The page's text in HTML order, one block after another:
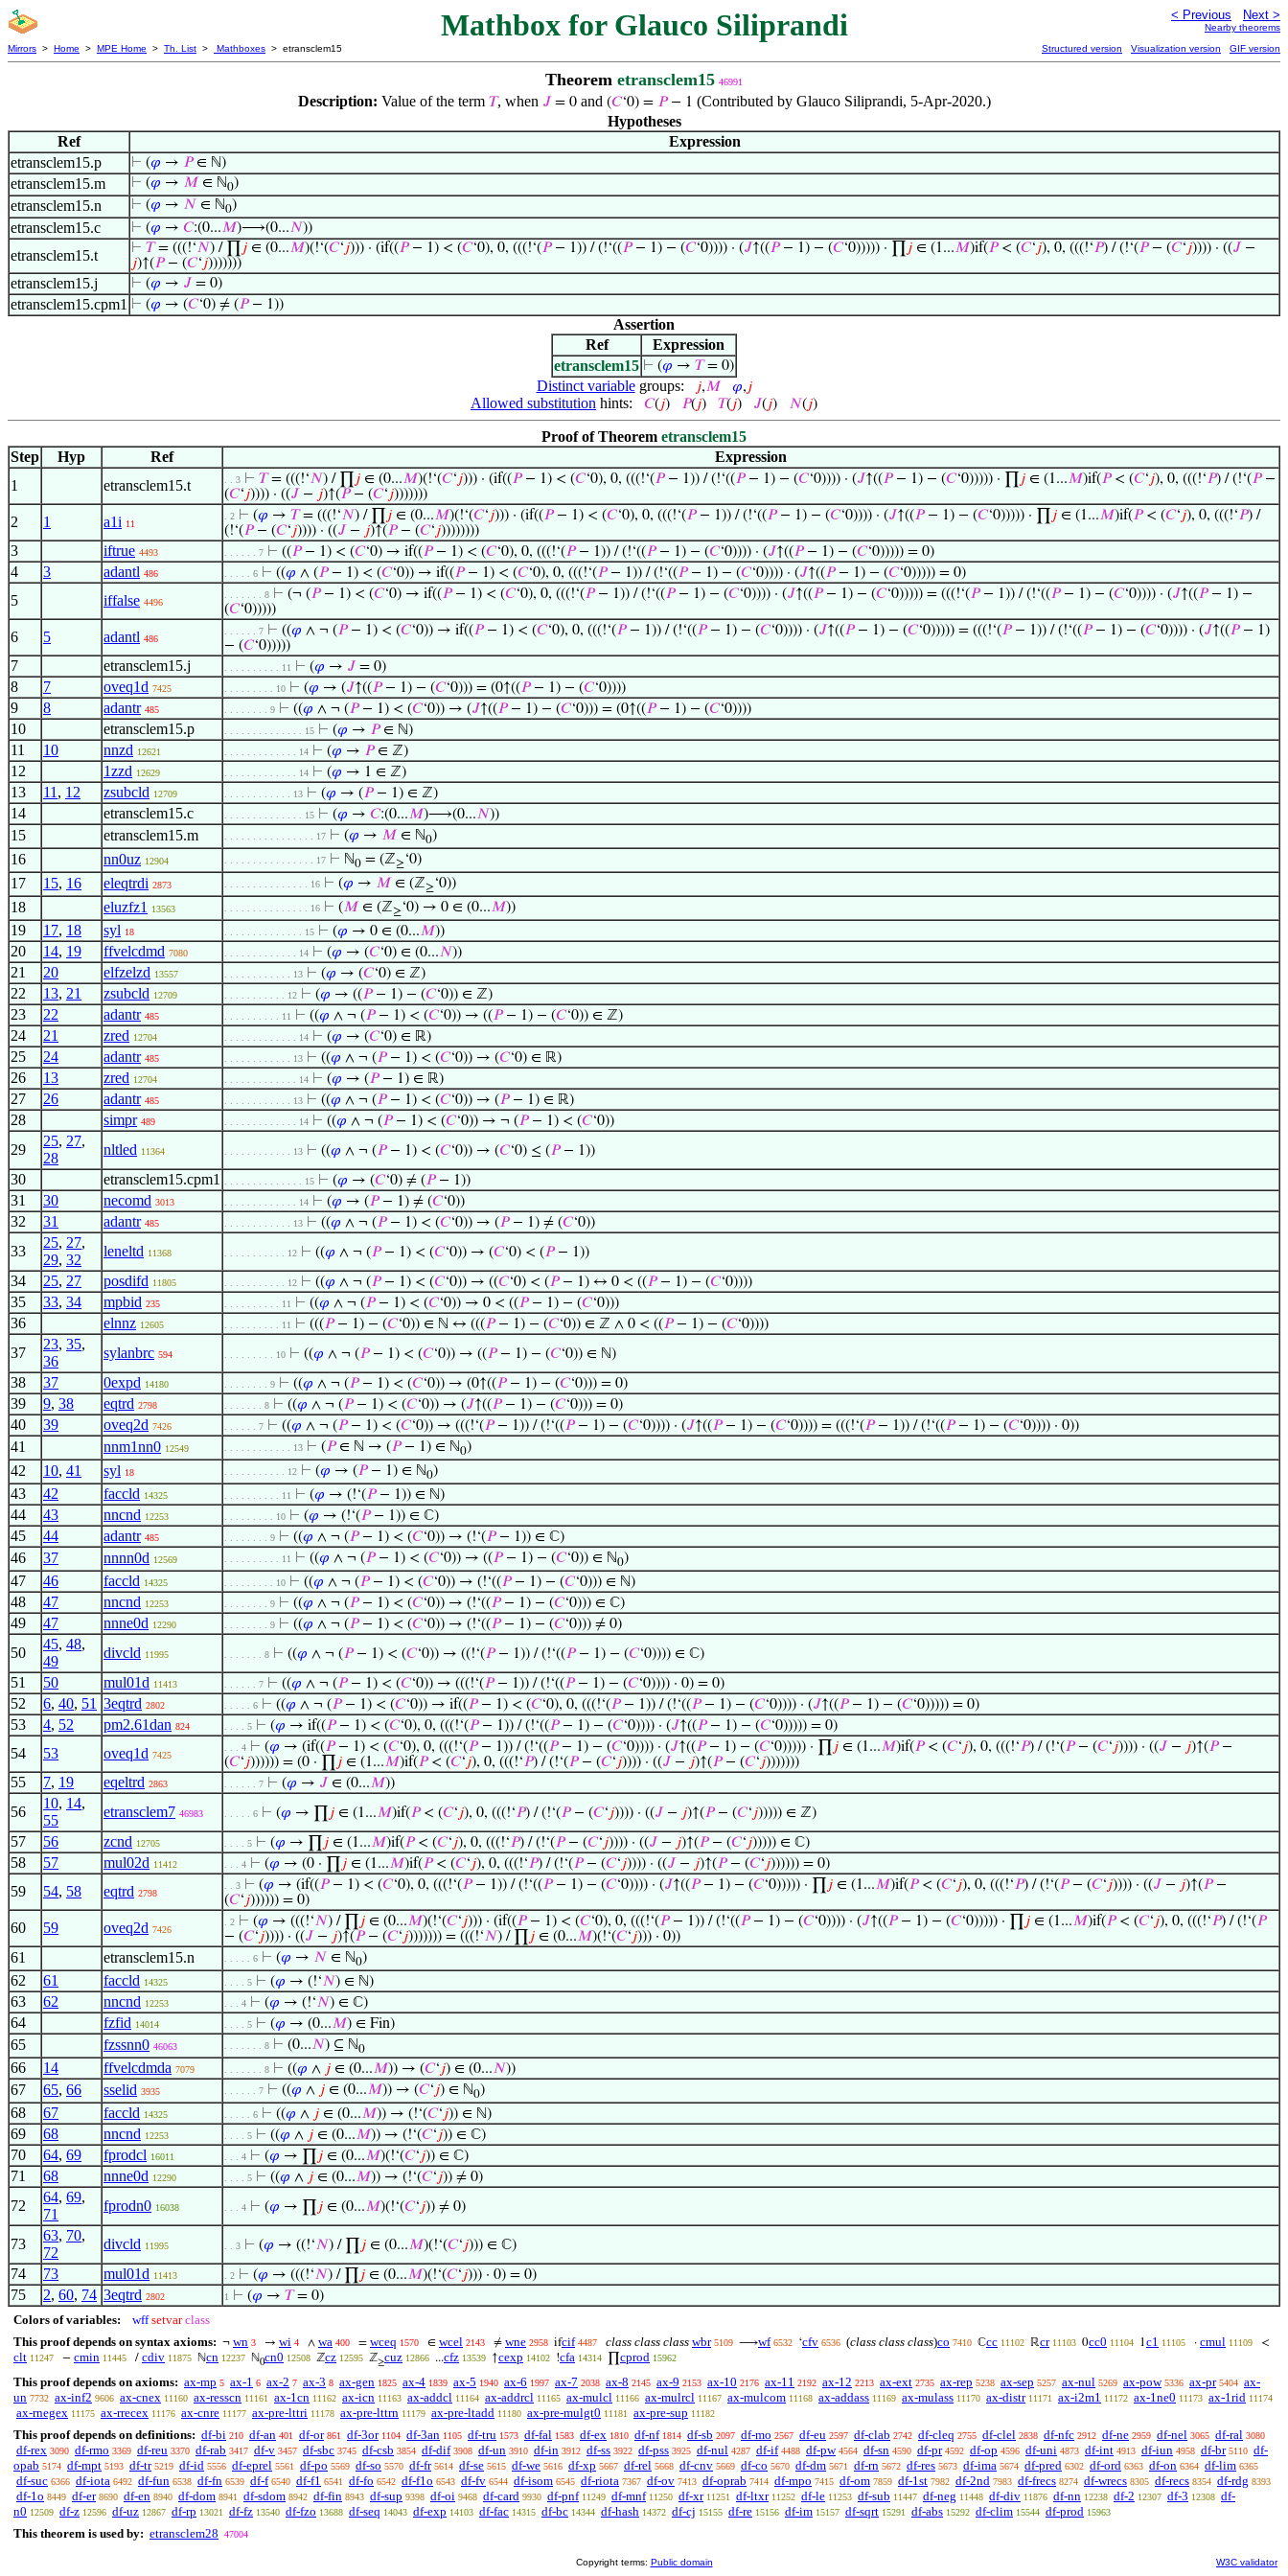
Mathbox for Glauco Siliprandi < Previous Next >
Nearby theorems
Mirrors > Home > MPE Home > Th. List > Mathboxes > etransclem15 Structured version Visualization version GIF version
Theorem etransclem15 46991
Description: Value of the term 𝑇, when 𝐽 = 0and (𝐶‘0) = 𝑃− 1 (Contributed by Glauco Siliprandi, 5-Apr-2020.)
Hypotheses
Ref
Expression
etransclem15.p
⊢ (𝜑 → 𝑃∈ ℕ)
etransclem15.m ⊢ (𝜑 → 𝑀 ∈ ℕ0)
etransclem15.n ⊢ (𝜑 → 𝑁 ∈ ℕ0)
etransclem15.c ⊢ (𝜑 → 𝐶:(0...𝑀)⟶(0...𝑁))
etransclem15.t ⊢ 𝑇= (((!‘𝑁) / ∏ 𝑗 ∈ (0...𝑀)(!‘(𝐶‘𝑗))) · (if((𝑃− 1) < (𝐶‘0), 0, (((!‘(𝑃− 1)) / (!‘((𝑃− 1) − (𝐶‘0)))) · (𝐽↑((𝑃− 1) − (𝐶‘0))))) · ∏ 𝑗 ∈ (1...𝑀)if(𝑃< (𝐶‘𝑗), 0, (((!‘𝑃) / (!‘(𝑃− (𝐶‘𝑗)))) · ((𝐽 −
𝑗)↑(𝑃− (𝐶‘𝑗)))))))
etransclem15.j ⊢ (𝜑 → 𝐽 = 0)
etransclem15.cpm1 ⊢ (𝜑 → (𝐶‘0) ≠ (𝑃− 1))
Assertion
Ref
Expression
etransclem15 ⊢ (𝜑 → 𝑇= 0)
Distinct variablegroups: 𝑗,𝑀 𝜑,𝑗
Allowed substitution hints: 𝐶(𝑗) 𝑃(𝑗) 𝑇(𝑗) 𝐽(𝑗) 𝑁(𝑗)
Proof of Theorem etransclem15
Step
Hyp Ref
Expression
1
etransclem15.t . . 3 ⊢ 𝑇= (((!‘𝑁) / ∏ 𝑗 ∈ (0...𝑀)(!‘(𝐶‘𝑗))) · (if((𝑃− 1) < (𝐶‘0), 0, (((!‘(𝑃− 1)) / (!‘((𝑃− 1) − (𝐶‘0)))) · (𝐽↑((𝑃− 1) − (𝐶‘0))))) · ∏ 𝑗 ∈ (1...𝑀)if(𝑃< (𝐶‘𝑗), 0, (((!‘𝑃) / (!‘(𝑃−
(𝐶‘𝑗)))) · ((𝐽 − 𝑗)↑(𝑃− (𝐶‘𝑗)))))))
2 1 a1i 11
. 2 ⊢ (𝜑 → 𝑇= (((!‘𝑁) / ∏ 𝑗 ∈ (0...𝑀)(!‘(𝐶‘𝑗))) · (if((𝑃− 1) < (𝐶‘0), 0, (((!‘(𝑃− 1)) / (!‘((𝑃− 1) − (𝐶‘0)))) · (𝐽↑((𝑃− 1) − (𝐶‘0))))) · ∏ 𝑗 ∈ (1...𝑀)if(𝑃< (𝐶‘𝑗), 0, (((!‘𝑃) /
(!‘(𝑃− (𝐶‘𝑗)))) · ((𝐽 − 𝑗)↑(𝑃− (𝐶‘𝑗))))))))
3 iftrue 4493 . . . . . . 7 ⊢ ((𝑃− 1) < (𝐶‘0) → if((𝑃− 1) < (𝐶‘0), 0, (((!‘(𝑃− 1)) / (!‘((𝑃− 1) − (𝐶‘0)))) · (𝐽↑((𝑃− 1) − (𝐶‘0))))) = 0)
4 3 adantl 486 . . . . . 6 ⊢ ((𝜑 ∧ (𝑃− 1) < (𝐶‘0)) → if((𝑃− 1) < (𝐶‘0), 0, (((!‘(𝑃− 1)) / (!‘((𝑃− 1) − (𝐶‘0)))) · (𝐽↑((𝑃− 1) − (𝐶‘0))))) = 0)
5 iffalse 4496
. . . . . . . 8 ⊢ (¬ (𝑃− 1) < (𝐶‘0) → if((𝑃− 1) < (𝐶‘0), 0, (((!‘(𝑃− 1)) / (!‘((𝑃− 1) − (𝐶‘0)))) · (𝐽↑((𝑃− 1) − (𝐶‘0))))) = (((!‘(𝑃− 1)) / (!‘((𝑃− 1) − (𝐶‘0)))) · (𝐽↑((𝑃− 1) −
(𝐶‘0)))))
6 5 adantl 486
. . . . . . 7 ⊢ ((𝜑 ∧ ¬ (𝑃− 1) < (𝐶‘0)) → if((𝑃− 1) < (𝐶‘0), 0, (((!‘(𝑃− 1)) / (!‘((𝑃− 1) − (𝐶‘0)))) · (𝐽↑((𝑃− 1) − (𝐶‘0))))) = (((!‘(𝑃− 1)) / (!‘((𝑃− 1) − (𝐶‘0)))) · (𝐽↑((𝑃− 1)
− (𝐶‘0)))))
7 etransclem15.j . . . . . . . . . . 11 ⊢ (𝜑 → 𝐽 = 0)
8 7 oveq1d 7425 . . . . . . . . . 10 ⊢ (𝜑 → (𝐽↑((𝑃− 1) − (𝐶‘0))) = (0↑((𝑃− 1) − (𝐶‘0))))
9 8 adantr 485 . . . . . . . . 9 ⊢ ((𝜑 ∧ ¬ (𝑃− 1) < (𝐶‘0)) → (𝐽↑((𝑃− 1) − (𝐶‘0))) = (0↑((𝑃− 1) − (𝐶‘0))))
10 etransclem15.p . . . . . . . . . . . . . . 15 ⊢ (𝜑 → 𝑃∈ ℕ)
11 10 nnzd 12621 . . . . . . . . . . . . . 14 ⊢ (𝜑 → 𝑃∈ ℤ)
12 1zzd 12629 . . . . . . . . . . . . . 14 ⊢ (𝜑 → 1 ∈ ℤ)
13 11 , 12 zsubcld 12709 . . . . . . . . . . . . 13 ⊢ (𝜑 → (𝑃− 1) ∈ ℤ)
14 etransclem15.c . . . . . . . . . . . . . . 15 ⊢ (𝜑 → 𝐶:(0...𝑀)⟶(0...𝑁))
15 etransclem15.m . . . . . . . . . . . . . . . . 17 ⊢ (𝜑 → 𝑀 ∈ ℕ0)
16 nn0uz 12904 . . . . . . . . . . . . . . . . 17 ⊢ ℕ0 = (ℤ≥‘0)
17 15, 16 eleqtrdi 2873 . . . . . . . . . . . . . . . 16 ⊢ (𝜑 → 𝑀 ∈ (ℤ≥‘0))
18 eluzfz1 13563 . . . . . . . . . . . . . . . 16 ⊢ (𝑀 ∈ (ℤ≥‘0) → 0 ∈ (0...𝑀))
19 17, 18 syl 18 . . . . . . . . . . . . . . 15 ⊢ (𝜑 → 0 ∈ (0...𝑀))
20 14, 19 ffvelcdmd 7080 . . . . . . . . . . . . . 14 ⊢ (𝜑 → (𝐶‘0) ∈ (0...𝑁))
21 20 elfzelzd 13557 . . . . . . . . . . . . 13 ⊢ (𝜑 → (𝐶‘0) ∈ ℤ)
22 13, 21 zsubcld 12709 . . . . . . . . . . . 12 ⊢ (𝜑 → ((𝑃− 1) − (𝐶‘0)) ∈ ℤ)
23 22 adantr 485 . . . . . . . . . . 11 ⊢ ((𝜑 ∧ ¬ (𝑃− 1) < (𝐶‘0)) → ((𝑃− 1) − (𝐶‘0)) ∈ ℤ)
24 21 zred 12704 . . . . . . . . . . . . . 14 ⊢ (𝜑 → (𝐶‘0) ∈ ℝ)
25 24 adantr 485 . . . . . . . . . . . . 13 ⊢ ((𝜑 ∧ ¬ (𝑃− 1) < (𝐶‘0)) → (𝐶‘0) ∈ ℝ)
26 13 zred 12704 . . . . . . . . . . . . . 14 ⊢ (𝜑 → (𝑃− 1) ∈ ℝ)
27 26 adantr 485 . . . . . . . . . . . . 13 ⊢ ((𝜑 ∧ ¬ (𝑃− 1) < (𝐶‘0)) → (𝑃− 1) ∈ ℝ)
28 simpr 489 . . . . . . . . . . . . . 14 ⊢ ((𝜑 ∧ ¬ (𝑃− 1) < (𝐶‘0)) → ¬ (𝑃− 1) < (𝐶‘0))
29
25, 27,
28
nltled 11364 . . . . . . . . . . . . 13 ⊢ ((𝜑 ∧ ¬ (𝑃− 1) < (𝐶‘0)) → (𝐶‘0) ≤ (𝑃− 1))
30 etransclem15.cpm1 . . . . . . . . . . . . . . 15 ⊢ (𝜑 → (𝐶‘0) ≠ (𝑃− 1))
31 30 necomd 3013 . . . . . . . . . . . . . 14 ⊢ (𝜑 → (𝑃− 1) ≠ (𝐶‘0))
32 31 adantr 485 . . . . . . . . . . . . 13 ⊢ ((𝜑 ∧ ¬ (𝑃− 1) < (𝐶‘0)) → (𝑃− 1) ≠ (𝐶‘0))
33
25, 27,
29, 32
leneltd 11368 . . . . . . . . . . . 12 ⊢ ((𝜑 ∧ ¬ (𝑃− 1) < (𝐶‘0)) → (𝐶‘0) < (𝑃− 1))
34 25, 27 posdifd 11805 . . . . . . . . . . . 12 ⊢ ((𝜑 ∧ ¬ (𝑃− 1) < (𝐶‘0)) → ((𝐶‘0) < (𝑃− 1) ↔ 0 < ((𝑃− 1) − (𝐶‘0))))
35 33, 34 mpbid 235 . . . . . . . . . . 11 ⊢ ((𝜑 ∧ ¬ (𝑃− 1) < (𝐶‘0)) → 0 < ((𝑃− 1) − (𝐶‘0)))
36 elnnz 12605 . . . . . . . . . . 11 ⊢ (((𝑃− 1) − (𝐶‘0)) ∈ ℕ ↔ (((𝑃− 1) − (𝐶‘0)) ∈ ℤ ∧ 0 < ((𝑃− 1) − (𝐶‘0))))
37
23, 35,
36
sylanbrc 594 . . . . . . . . . 10 ⊢ ((𝜑 ∧ ¬ (𝑃− 1) < (𝐶‘0)) → ((𝑃− 1) − (𝐶‘0)) ∈ ℕ)
38 37 0expd 14180 . . . . . . . . 9 ⊢ ((𝜑 ∧ ¬ (𝑃− 1) < (𝐶‘0)) → (0↑((𝑃− 1) − (𝐶‘0))) = 0)
39 9, 38 eqtrd 2798 . . . . . . . 8 ⊢ ((𝜑 ∧ ¬ (𝑃− 1) < (𝐶‘0)) → (𝐽↑((𝑃− 1) − (𝐶‘0))) = 0)
40 39 oveq2d 7426 . . . . . . 7 ⊢ ((𝜑 ∧ ¬ (𝑃− 1) < (𝐶‘0)) → (((!‘(𝑃− 1)) / (!‘((𝑃− 1) − (𝐶‘0)))) · (𝐽↑((𝑃− 1) − (𝐶‘0)))) = (((!‘(𝑃− 1)) / (!‘((𝑃− 1) − (𝐶‘0)))) · 0))
41 nnm1nn0 12549 . . . . . . . . . . . . 13 ⊢ (𝑃∈ ℕ → (𝑃− 1) ∈ ℕ0)
42 10, 41 syl 18 . . . . . . . . . . . 12 ⊢ (𝜑 → (𝑃− 1) ∈ ℕ0)
43 42 faccld 14325 . . . . . . . . . . 11 ⊢ (𝜑 → (!‘(𝑃− 1)) ∈ ℕ)
44 43 nncnd 12253 . . . . . . . . . 10 ⊢ (𝜑 → (!‘(𝑃− 1)) ∈ ℂ)
45 44 adantr 485 . . . . . . . . 9 ⊢ ((𝜑 ∧ ¬ (𝑃− 1) < (𝐶‘0)) → (!‘(𝑃− 1)) ∈ ℂ)
46 37 nnnn0d 12569 . . . . . . . . . . 11 ⊢ ((𝜑 ∧ ¬ (𝑃− 1) < (𝐶‘0)) → ((𝑃− 1) − (𝐶‘0)) ∈ ℕ0)
47 46 faccld 14325 . . . . . . . . . 10 ⊢ ((𝜑 ∧ ¬ (𝑃− 1) < (𝐶‘0)) → (!‘((𝑃− 1) − (𝐶‘0))) ∈ ℕ)
48 47 nncnd 12253 . . . . . . . . 9 ⊢ ((𝜑 ∧ ¬ (𝑃− 1) < (𝐶‘0)) → (!‘((𝑃− 1) − (𝐶‘0))) ∈ ℂ)
49 47 nnne0d 12290 . . . . . . . . 9 ⊢ ((𝜑 ∧ ¬ (𝑃− 1) < (𝐶‘0)) → (!‘((𝑃− 1) − (𝐶‘0))) ≠ 0)
50
45, 48,
49
divcld 11995 . . . . . . . 8 ⊢ ((𝜑 ∧ ¬ (𝑃− 1) < (𝐶‘0)) → ((!‘(𝑃− 1)) / (!‘((𝑃− 1) − (𝐶‘0)))) ∈ ℂ)
51 50 mul01d 11413 . . . . . . 7 ⊢ ((𝜑 ∧ ¬ (𝑃− 1) < (𝐶‘0)) → (((!‘(𝑃− 1)) / (!‘((𝑃− 1) − (𝐶‘0)))) · 0) = 0)
52 6, 40, 51 3eqtrd 2802 . . . . . 6 ⊢ ((𝜑 ∧ ¬ (𝑃− 1) < (𝐶‘0)) → if((𝑃− 1) < (𝐶‘0), 0, (((!‘(𝑃− 1)) / (!‘((𝑃− 1) − (𝐶‘0)))) · (𝐽↑((𝑃− 1) − (𝐶‘0))))) = 0)
53 4, 52 pm2.61dan 824 . . . . 5 ⊢ (𝜑 → if((𝑃− 1) < (𝐶‘0), 0, (((!‘(𝑃− 1)) / (!‘((𝑃− 1) − (𝐶‘0)))) · (𝐽↑((𝑃− 1) − (𝐶‘0))))) = 0)
54 53 oveq1d 7425
. . . 4 ⊢ (𝜑 → (if((𝑃− 1) < (𝐶‘0), 0, (((!‘(𝑃− 1)) / (!‘((𝑃− 1) − (𝐶‘0)))) · (𝐽↑((𝑃− 1) − (𝐶‘0))))) · ∏ 𝑗 ∈ (1...𝑀)if(𝑃< (𝐶‘𝑗), 0, (((!‘𝑃) / (!‘(𝑃− (𝐶‘𝑗)))) · ((𝐽 − 𝑗)↑(𝑃−
(𝐶‘𝑗)))))) = (0 · ∏ 𝑗 ∈ (1...𝑀)if(𝑃< (𝐶‘𝑗), 0, (((!‘𝑃) / (!‘(𝑃− (𝐶‘𝑗)))) · ((𝐽 − 𝑗)↑(𝑃− (𝐶‘𝑗)))))))
55 7, 19 eqeltrd 2863 . . . . . . 7 ⊢ (𝜑 → 𝐽 ∈ (0...𝑀))
56
10, 14,
55
etransclem7 46983 . . . . . 6 ⊢ (𝜑 → ∏ 𝑗 ∈ (1...𝑀)if(𝑃< (𝐶‘𝑗), 0, (((!‘𝑃) / (!‘(𝑃− (𝐶‘𝑗)))) · ((𝐽 − 𝑗)↑(𝑃− (𝐶‘𝑗))))) ∈ ℤ)
57 56 zcnd 12705 . . . . 5 ⊢ (𝜑 → ∏ 𝑗 ∈ (1...𝑀)if(𝑃< (𝐶‘𝑗), 0, (((!‘𝑃) / (!‘(𝑃− (𝐶‘𝑗)))) · ((𝐽 − 𝑗)↑(𝑃− (𝐶‘𝑗))))) ∈ ℂ)
58 57 mul02d 11412 . . . 4 ⊢ (𝜑 → (0 · ∏ 𝑗 ∈ (1...𝑀)if(𝑃< (𝐶‘𝑗), 0, (((!‘𝑃) / (!‘(𝑃− (𝐶‘𝑗)))) · ((𝐽 − 𝑗)↑(𝑃− (𝐶‘𝑗)))))) = 0)
59 54, 58 eqtrd 2798
. . 3 ⊢ (𝜑 → (if((𝑃− 1) < (𝐶‘0), 0, (((!‘(𝑃− 1)) / (!‘((𝑃− 1) − (𝐶‘0)))) · (𝐽↑((𝑃− 1) − (𝐶‘0))))) · ∏ 𝑗 ∈ (1...𝑀)if(𝑃< (𝐶‘𝑗), 0, (((!‘𝑃) / (!‘(𝑃− (𝐶‘𝑗)))) · ((𝐽 − 𝑗)↑(𝑃−
(𝐶‘𝑗)))))) = 0)
60 59 oveq2d 7426
. 2 ⊢ (𝜑 → (((!‘𝑁) / ∏ 𝑗 ∈ (0...𝑀)(!‘(𝐶‘𝑗))) · (if((𝑃− 1) < (𝐶‘0), 0, (((!‘(𝑃− 1)) / (!‘((𝑃− 1) − (𝐶‘0)))) · (𝐽↑((𝑃− 1) − (𝐶‘0))))) · ∏ 𝑗 ∈ (1...𝑀)if(𝑃< (𝐶‘𝑗), 0, (((!‘𝑃) / (!‘(𝑃
− (𝐶‘𝑗)))) · ((𝐽 − 𝑗)↑(𝑃− (𝐶‘𝑗))))))) = (((!‘𝑁) / ∏ 𝑗 ∈ (0...𝑀)(!‘(𝐶‘𝑗))) · 0))
61 etransclem15.n . . . . . 6 ⊢ (𝜑 → 𝑁 ∈ ℕ0)
62 61 faccld 14325 . . . . 5 ⊢ (𝜑 → (!‘𝑁) ∈ ℕ)
63 62 nncnd 12253 . . . 4 ⊢ (𝜑 → (!‘𝑁) ∈ ℂ)
64 fzfid 14014 . . . . 5 ⊢ (𝜑 → (0...𝑀) ∈ Fin)
65 fzssnn0 46063 . . . . . . . 8 ⊢ (0...𝑁) ⊆ ℕ0
66 14 ffvelcdmda 7079 . . . . . . . 8 ⊢ ((𝜑 ∧ 𝑗 ∈ (0...𝑀)) → (𝐶‘𝑗) ∈ (0...𝑁))
67 65, 66 sselid 3935 . . . . . . 7 ⊢ ((𝜑 ∧ 𝑗 ∈ (0...𝑀)) → (𝐶‘𝑗) ∈ ℕ0)
68 67 faccld 14325 . . . . . 6 ⊢ ((𝜑 ∧ 𝑗 ∈ (0...𝑀)) → (!‘(𝐶‘𝑗)) ∈ ℕ)
69 68 nncnd 12253 . . . . 5 ⊢ ((𝜑 ∧ 𝑗 ∈ (0...𝑀)) → (!‘(𝐶‘𝑗)) ∈ ℂ)
70 64, 69 fprodcl 16011 . . . 4 ⊢ (𝜑 → ∏ 𝑗 ∈ (0...𝑀)(!‘(𝐶‘𝑗)) ∈ ℂ)
71 68 nnne0d 12290 . . . . 5 ⊢ ((𝜑 ∧ 𝑗 ∈ (0...𝑀)) → (!‘(𝐶‘𝑗)) ≠ 0)
72
64, 69,
71
fprodn0 16038 . . . 4 ⊢ (𝜑 → ∏ 𝑗 ∈ (0...𝑀)(!‘(𝐶‘𝑗)) ≠ 0)
73
63, 70,
72
divcld 11995 . . 3 ⊢ (𝜑 → ((!‘𝑁) / ∏ 𝑗 ∈ (0...𝑀)(!‘(𝐶‘𝑗))) ∈ ℂ)
74 73 mul01d 11413 . 2 ⊢ (𝜑 → (((!‘𝑁) / ∏ 𝑗 ∈ (0...𝑀)(!‘(𝐶‘𝑗))) · 0) = 0)
75 2, 60, 74 3eqtrd 2802 1 ⊢ (𝜑 → 𝑇= 0)
Colors of variables: wff setvar class
This proof depends on syntax axioms: ¬ wn 3 → wi 4 ∧ wa 400 = wceq 1570 ∈ wcel 2143 ≠ wne 2958 ifcif 4487 class class class wbr 5109 ⟶wf 6532 ‘cfv 6536 (class class class)co 7410 ℂcc 11102 ℝcr 11103 0cc0 11104 1c1 11105 · cmul 11109 <
clt 11247 − cmin 11445 / cdiv 11875 ℕcn 12237 ℕ0cn0 12508 ℤcz 12595 ℤ≥cuz 12866 ...cfz 13539 ↑cexp 14102 !cfa 14314 ∏cprod 15962
This proof depends on axioms: ax-mp 5 ax-1 6 ax-2 7 ax-3 8 ax-gen 1825 ax-4 1839 ax-5 1940 ax-6 1997 ax-7 2038 ax-8 2145 ax-9 2153 ax-10 2176 ax-11 2192 ax-12 2213 ax-ext 2735 ax-rep 5238 ax-sep 5257 ax-nul 5269 ax-pow 5336 ax-pr 5404 ax-
un 7732 ax-inf2 9606 ax-cnex 11160 ax-resscn 11161 ax-1cn 11162 ax-icn 11163 ax-addcl 11164 ax-addrcl 11165 ax-mulcl 11166 ax-mulrcl 11167 ax-mulcom 11168 ax-addass 11169 ax-mulass 11170 ax-distr 11171 ax-i2m1 11172 ax-1ne0 11173 ax-1rid 11174
ax-rnegex 11175 ax-rrecex 11176 ax-cnre 11177 ax-pre-lttri 11178 ax-pre-lttrn 11179 ax-pre-ltadd 11180 ax-pre-mulgt0 11181 ax-pre-sup 11182
This proof depends on definitions: df-bi 210 df-an 401 df-or 861 df-3or 1104 df-3an 1105 df-tru 1573 df-fal 1583 df-ex 1810 df-nf 1814 df-sb 2097 df-mo 2567 df-eu 2597 df-clab 2742 df-cleq 2755 df-clel 2838 df-nfc 2912 df-ne 2959 df-nel 3065 df-ral 3080
df-rex 3090 df-rmo 3369 df-reu 3370 df-rab 3417 df-v 3457 df-sbc 3745 df-csb 3854 df-dif 3908 df-un 3910 df-in 3912 df-ss 3922 df-pss 3925 df-nul 4287 df-if 4488 df-pw 4564 df-sn 4590 df-pr 4592 df-op 4596 df-uni 4873 df-int 4913 df-iun 4958 df-br 5110 df-
opab 5174 df-mpt 5193 df-tr 5219 df-id 5556 df-eprel 5561 df-po 5569 df-so 5570 df-fr 5614 df-se 5615 df-we 5616 df-xp 5667 df-rel 5668 df-cnv 5669 df-co 5670 df-dm 5671 df-rn 5672 df-res 5673 df-ima 5674 df-pred 6302 df-ord 6363 df-on 6364 df-lim 6365
df-suc 6366 df-iota 6492 df-fun 6538 df-fn 6539 df-f 6540 df-f1 6541 df-fo 6542 df-f1o 6543 df-fv 6544 df-isom 6545 df-riota 7367 df-ov 7413 df-oprab 7414 df-mpo 7415 df-om 7859 df-1st 7982 df-2nd 7983 df-frecs 8274 df-wrecs 8305 df-recs 8354 df-rdg 8393
df-1o 8449 df-er 8690 df-en 8940 df-dom 8941 df-sdom 8942 df-fin 8943 df-sup 9398 df-oi 9468 df-card 9930 df-pnf 11249 df-mnf 11250 df-xr 11251 df-ltxr 11252 df-le 11253 df-sub 11447 df-neg 11448 df-div 11876 df-nn 12238 df-2 12307 df-3 12308 df-
n0 12509 df-z 12596 df-uz 12867 df-rp 13021 df-fz 13540 df-fzo 13688 df-seq 14043 df-exp 14103 df-fac 14315 df-bc 14344 df-hash 14372 df-cj 15155 df-re 15156 df-im 15157 df-sqrt 15291 df-abs 15292 df-clim 15544 df-prod 15963
This theorem is used by: etransclem28 47004
Copyright terms: Public domain W3C validator